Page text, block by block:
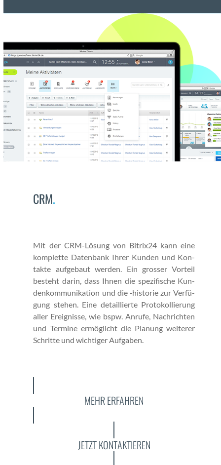
CRM.
Mit der CRM-Lösung von Bitrix24 kann eine
kom­plette Daten­bank Ihrer Kun­den und Kon­
tak­te aufge­baut wer­den. Ein gross­er Vorteil
beste­ht darin, dass Ihnen die spez­i­fis­che Kun­
denkom­mu­nika­tion und die ‑his­to­rie zur Ver­fü­
gung ste­hen. Eine detail­lierte Pro­tokol­lierung
aller Ereignisse, wie bspw. Anrufe, Nachricht­en
und Ter­mine ermöglicht die Pla­nung weit­er­er
Schritte und wichtiger Auf­gaben.
MEHR ERFAHREN
JETZT KONTAKTIEREN